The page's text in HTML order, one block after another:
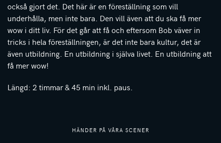
HÄNDER PÅ VÅRA SCENER
också gjort det. Det här är en föreställning som vill
underhålla, men inte bara. Den vill även att du ska få mer
wow i ditt liv. För det går att få och eftersom Bob väver in
tricks i hela föreställningen, är det inte bara kultur, det är
även utbildning. En utbildning i själva livet. En utbildning att
få mer wow!
Längd: 2 timmar & 45 min inkl. paus.